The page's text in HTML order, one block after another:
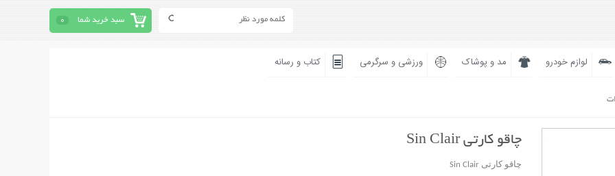
سبد خرید شما 0
لوازم خودرو مد و پوشاک ورزشی و سرگرمی کتاب و رسانه
چاقو کارتی Sin Clair
چاقو کارتی Sin Clair